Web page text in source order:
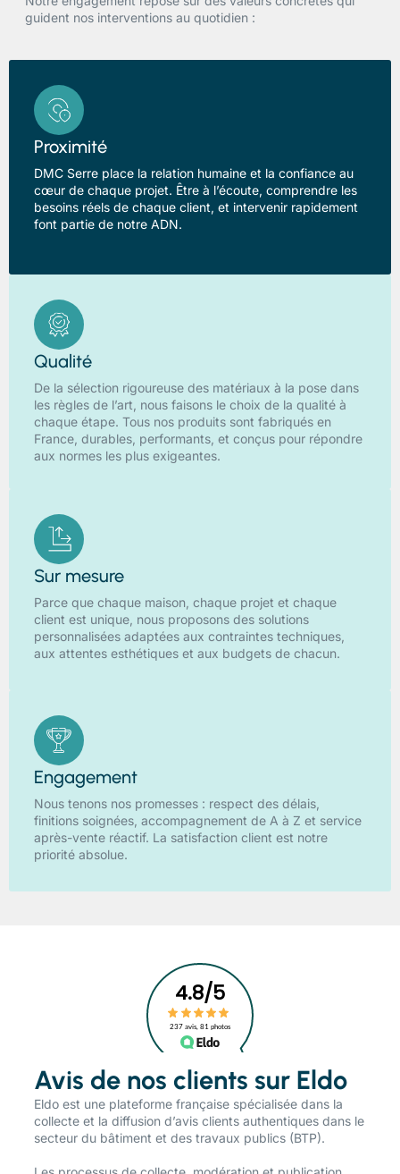
guident nos interventions au quotidien :
Proximité
DMC Serre place la relation humaine et la confiance au
cœur de chaque projet. Être à l’écoute, comprendre les
besoins réels de chaque client, et intervenir rapidement
font partie de notre ADN.
Qualité
De la sélection rigoureuse des matériaux à la pose dans
les règles de l’art, nous faisons le choix de la qualité à
chaque étape. Tous nos produits sont fabriqués en
France, durables, performants, et conçus pour répondre
aux normes les plus exigeantes.
Sur mesure
Parce que chaque maison, chaque projet et chaque
client est unique, nous proposons des solutions
personnalisées adaptées aux contraintes techniques,
aux attentes esthétiques et aux budgets de chacun.
Engagement
Nous tenons nos promesses : respect des délais,
finitions soignées, accompagnement de A à Z et service
après-vente réactif. La satisfaction client est notre
priorité absolue.
Avis de nos clients sur Eldo
​Eldo est une plateforme française spécialisée dans la
collecte et la diffusion d’avis clients authentiques dans le
secteur du bâtiment et des travaux publics (BTP).